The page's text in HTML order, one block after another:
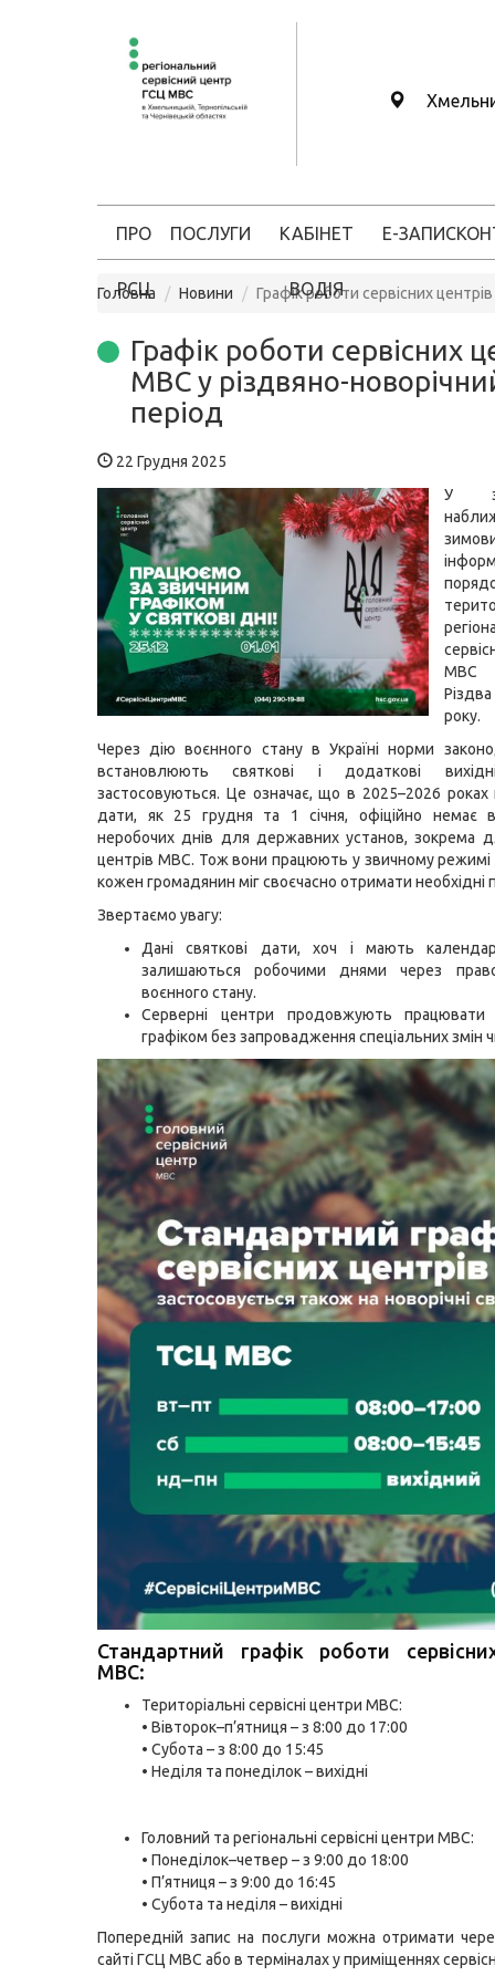
ПРО
РСЦ
ПОСЛУГИ КАБІНЕТ
ВОДІЯ
Е-ЗАПИС
Головна Новини Графік роботи сервісних
Графік роботи сервісних
МВС у різдвяно-
період
22 Грудня 2025
У
МВС
року.
Через дію воєнного стану в Україні норми
встановлюють святкові і додаткові
застосовуються. Це означає, що в 2025–2026 роках
дати, як 25 грудня та 1 січня, офіційно немає
неробочих днів для державних установ, зокрема
центрів МВС. Тож вони працюють у звичному режимі
кожен громадянин міг своєчасно отримати необхідні
Звертаємо увагу:
Дані святкові дати, хоч і мають
залишаються робочими днями через
воєнного стану.
Серверні центри продовжують
графіком без запровадження спеціальних змін
Стандартний графік роботи
МВС:
Територіальні сервісні центри МВС:
• Вівторок–п’ятниця – з 8:00 до 17:00
• Субота – з 8:00 до 15:45
• Неділя та понеділок – вихідні
Головний та регіональні сервісні центри МВС:
• Понеділок–четвер – з 9:00 до 18:00
• П’ятниця – з 9:00 до 16:45
• Субота та неділя – вихідні
Попередній запис на послуги можна отримати
сайті ГСЦ МВС або в терміналах у приміщеннях